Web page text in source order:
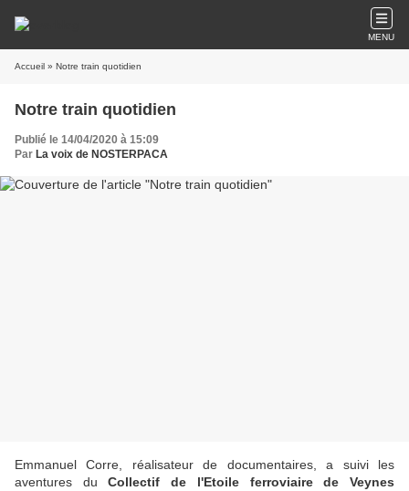
MENU
Accueil » Notre train quotidien
Notre train quotidien
Publié le 14/04/2020 à 15:09
Par La voix de NOSTERPACA
Emmanuel Corre, réalisateur de documentaires, a suivi les
aventures duCollectif de l'Etoile ferroviaire de Veynes